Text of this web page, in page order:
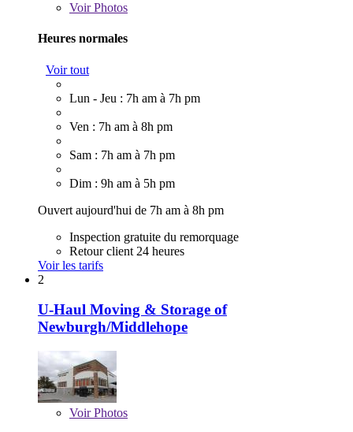
VoirPhotos
Heures normales
Voir tout
Lun - Jeu : 7h am à 7h pm
Ven : 7h am à 8h pm
Sam : 7h am à 7h pm
Dim : 9h am à 5h pm
Ouvert aujourd'hui de 7h am à 8h pm
Inspection gratuite du remorquage
Retour client 24 heures
Voir les tarifs
2
U-Haul Moving & Storage of
Newburgh/Middlehope
VoirPhotos